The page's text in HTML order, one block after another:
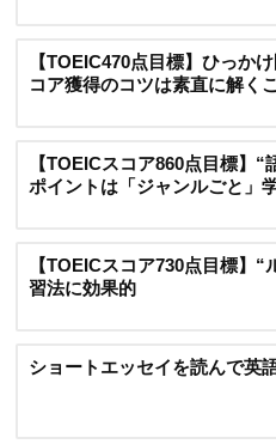
【TOEIC470点目標】ひっか
コア獲得のコツは素直に解く
【TOEICスコア860点目標】“
ポイントは「ジャンルごと」
【TOEICスコア730点目標】“
習法に効果的
ショートエッセイを読んで英